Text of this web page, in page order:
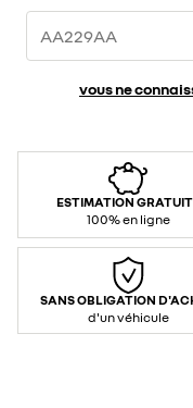
vous ne
ESTIMATION
100% en ligne
SANS OBLIGATION
d'un véhicule